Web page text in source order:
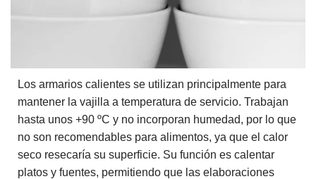
Los armarios calientes se utilizan principalmente para
mantener la vajilla a temperatura de servicio. Trabajan
hasta unos +90 ºC y no incorporan humedad, por lo que
no son recomendables para alimentos, ya que el calor
seco resecaría su superficie. Su función es calentar
platos y fuentes, permitiendo que las elaboraciones